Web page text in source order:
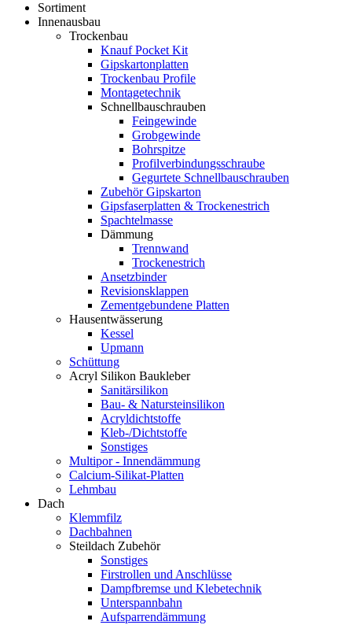
Sortiment
Innenausbau
Trockenbau
Knauf Pocket Kit
Gipskartonplatten
Trockenbau Profile
Montagetechnik
Schnellbauschrauben
Feingewinde
Grobgewinde
Bohrspitze
Profilverbindungsschraube
Gegurtete Schnellbauschrauben
Zubehör Gipskarton
Gipsfaserplatten & Trockenestrich
Spachtelmasse
Dämmung
Trennwand
Trockenestrich
Ansetzbinder
Revisionsklappen
Zementgebundene Platten
Hausentwässerung
Kessel
Upmann
Schüttung
Acryl Silikon Baukleber
Sanitärsilikon
Bau- & Natursteinsilikon
Acryldichtstoffe
Kleb-/Dichtstoffe
Sonstiges
Multipor - Innendämmung
Calcium-Silikat-Platten
Lehmbau
Dach
Klemmfilz
Dachbahnen
Steildach Zubehör
Sonstiges
Firstrollen und Anschlüsse
Dampfbremse und Klebetechnik
Unterspannbahn
Aufsparrendämmung